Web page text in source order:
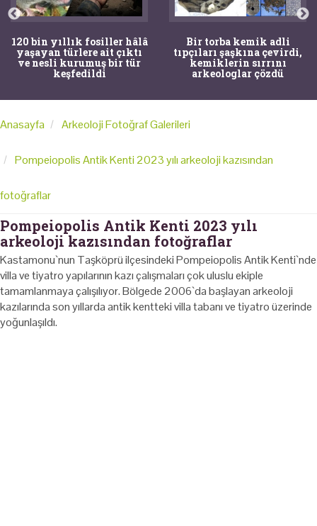
120 bin yıllık fosiller hâlâ
yaşayan türlere ait çıktı
ve nesli kurumuş bir tür
keşfedildi
Bir torba kemik adli
tıpçıları şaşkına çevirdi,
kemiklerin sırrını
arkeologlar çözdü
Anasayfa Arkeoloji Fotoğraf Galerileri
Pompeiopolis Antik Kenti 2023 yılı arkeoloji kazısından
fotoğraflar
Pompeiopolis Antik Kenti 2023 yılı
arkeoloji kazısından fotoğraflar
Kastamonu`nun Taşköprü ilçesindeki Pompeiopolis Antik Kenti`nde
villa ve tiyatro yapılarının kazı çalışmaları çok uluslu ekiple
tamamlanmaya çalışılıyor. Bölgede 2006`da başlayan arkeoloji
kazılarında son yıllarda antik kentteki villa tabanı ve tiyatro üzerinde
yoğunlaşıldı.